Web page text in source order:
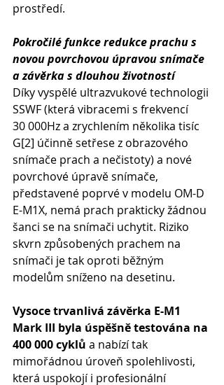
prostředí.
Pokročilé funkce redukce prachu s
novou povrchovou úpravou snímače
a závěrka s dlouhou životností
Díky vyspělé ultrazvukové technologii
SSWF (která vibracemi s frekvencí
30 000Hz a zrychlením několika tisíc
G[2] účinně setřese z obrazového
snímače prach a nečistoty) a nové
povrchové úpravě snímače,
představené poprvé v modelu OM-D
E-M1X, nemá prach prakticky žádnou
šanci se na snímači uchytit. Riziko
skvrn způsobených prachem na
snímači je tak oproti běžným
modelům sníženo na desetinu.
Vysoce trvanlivá závěrka E-M1
Mark III byla úspěšně testována na
400 000 cyklů a nabízí tak
mimořádnou úroveň spolehlivosti,
která uspokojí i profesionální